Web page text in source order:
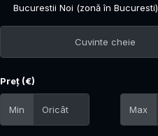
Bucurestii Noi (zonă în Bucuresti)
Preț (€)
Min Max